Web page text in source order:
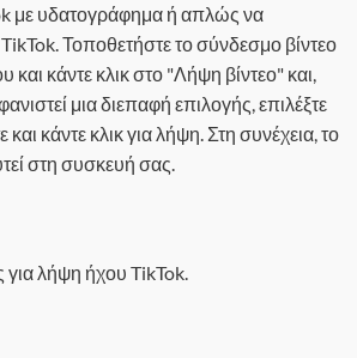
με υδατογράφημα ή απλώς να
Τοποθετήστε το σύνδεσμο βίντεο
και κάντε κλικ στο "Λήψη βίντεο" και,
μια διεπαφή επιλογής, επιλέξτε
κάντε κλικ για λήψη. Στη συνέχεια, το
στη συσκευή σας.
λήψη ήχου TikTok.